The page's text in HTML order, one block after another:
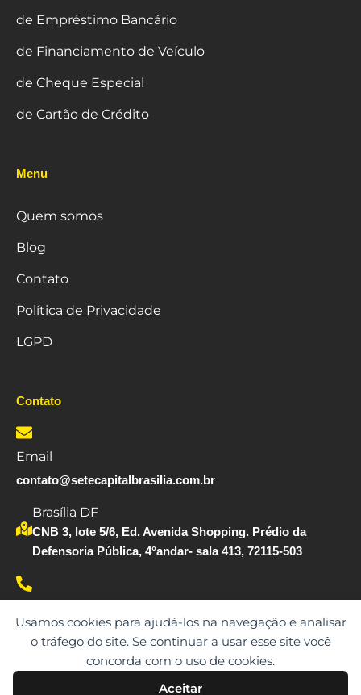
Usamos cookies para ajudá-los na navegação e analisar
o tráfego do site. Se continuar a usar esse site você
concorda com o uso de cookies.
Aceitar
de Empréstimo Bancário
de Financiamento de Veículo
de Cheque Especial
de Cartão de Crédito
Menu
Quem somos
Blog
Contato
Política de Privacidade
LGPD
Contato
Email
contato@setecapitalbrasilia.com.br
Brasília DF
CNB 3, lote 5/6, Ed. Avenida Shopping. Prédio da
Defensoria Pública, 4°andar- sala 413, 72115-503
(61) 99183-1290